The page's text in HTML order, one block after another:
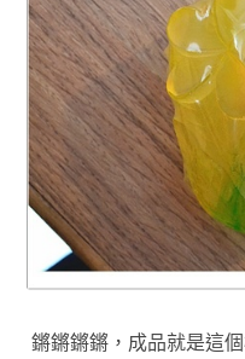
鏘鏘鏘鏘，成品就是這